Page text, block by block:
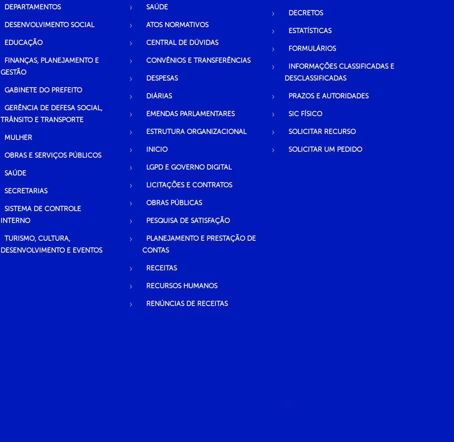
DEPARTAMENTOS
DESENVOLVIMENTO SOCIAL
EDUCAÇÃO
FINANÇAS, PLANEJAMENTO E
GESTÃO
GABINETE DO PREFEITO
GERÊNCIA DE DEFESA SOCIAL,
TRÂNSITO E TRANSPORTE
MULHER
OBRAS E SERVIÇOS PÚBLICOS
SAÚDE
SECRETARIAS
SISTEMA DE CONTROLE
INTERNO
TURISMO, CULTURA,
DESENVOLVIMENTO E EVENTOS
SAÚDE
ATOS NORMATIVOS
CENTRAL DE DÚVIDAS
CONVÊNIOS E TRANSFERÊNCIAS
DESPESAS
DIÁRIAS
EMENDAS PARLAMENTARES
ESTRUTURA ORGANIZACIONAL
INICIO
LGPD E GOVERNO DIGITAL
LICITAÇÕES E CONTRATOS
OBRAS PÚBLICAS
PESQUISA DE SATISFAÇÃO
PLANEJAMENTO E PRESTAÇÃO DE
CONTAS
RECEITAS
RECURSOS HUMANOS
RENÚNCIAS DE RECEITAS
DECRETOS
ESTATÍSTICAS
FORMULÁRIOS
INFORMAÇÕES CLASSIFICADAS E
DESCLASSIFICADAS
PRAZOS E AUTORIDADES
SIC FÍSICO
SOLICITAR RECURSO
SOLICITAR UM PEDIDO